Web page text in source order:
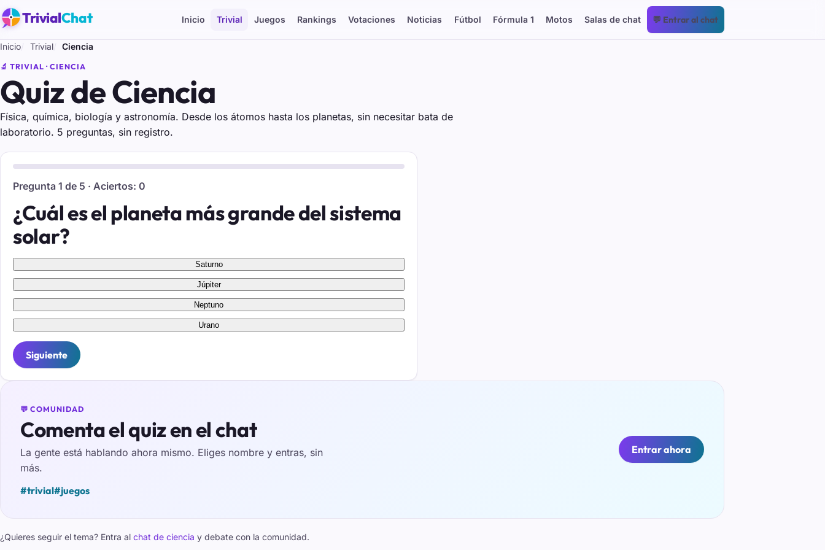
TrivialChat Inicio Trivial Juegos Rankings Votaciones Noticias Fútbol Fórmula 1 Motos Salas de chat 💬 Entrar al chat
Inicio Trivial Ciencia
🔬 TRIVIAL · CIENCIA
Quiz de Ciencia
Física, química, biología y astronomía. Desde los átomos hasta los planetas, sin necesitar bata de
laboratorio. 5 preguntas, sin registro.
Pregunta 1 de 5 · Aciertos: 0
¿Cuál es el planeta más grande del sistema
solar?
Saturno
Júpiter
Neptuno
Urano
Siguiente
💬 COMUNIDAD
Comenta el quiz en el chat
La gente está hablando ahora mismo. Eliges nombre y entras, sin
más.
#trivial#juegos
Entrar ahora
¿Quieres seguir el tema? Entra al chat de ciencia y debate con la comunidad.